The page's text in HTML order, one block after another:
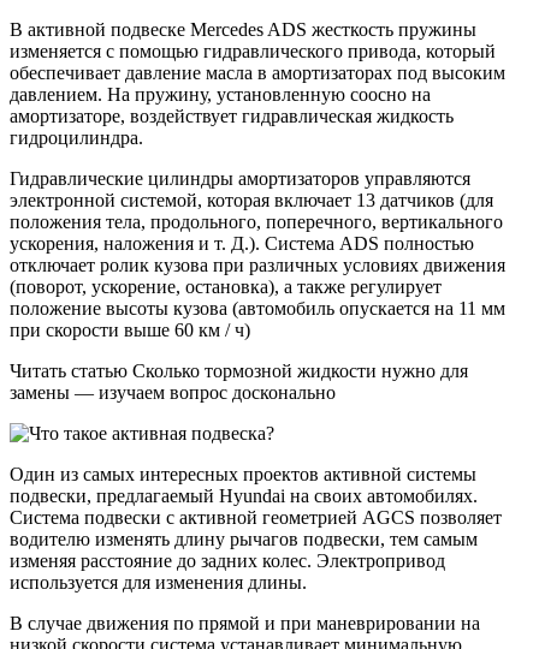
В активной подвеске Mercedes ADS жесткость пружины
изменяется с помощью гидравлического привода, который
обеспечивает давление масла в амортизаторах под высоким
давлением. На пружину, установленную соосно на
амортизаторе, воздействует гидравлическая жидкость
гидроцилиндра.
Гидравлические цилиндры амортизаторов управляются
электронной системой, которая включает 13 датчиков (для
положения тела, продольного, поперечного, вертикального
ускорения, наложения и т. Д.). Система ADS полностью
отключает ролик кузова при различных условиях движения
(поворот, ускорение, остановка), а также регулирует
положение высоты кузова (автомобиль опускается на 11 мм
при скорости выше 60 км / ч)
Читать статью Сколько тормозной жидкости нужно для
замены — изучаем вопрос досконально
Один из самых интересных проектов активной системы
подвески, предлагаемый Hyundai на своих автомобилях.
Система подвески с активной геометрией AGCS позволяет
водителю изменять длину рычагов подвески, тем самым
изменяя расстояние до задних колес. Электропривод
используется для изменения длины.
В случае движения по прямой и при маневрировании на
низкой скорости система устанавливает минимальную